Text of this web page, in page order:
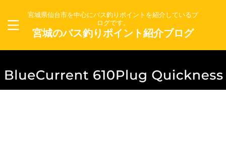
宮城県仙台市を中心にバス釣りポイントを紹介しているブ
ログです。
宮城のバス釣りポイント紹介ブログ